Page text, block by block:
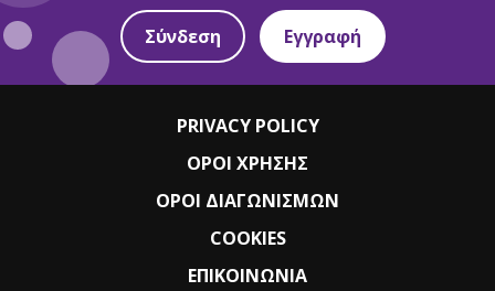
Σύνδεση Εγγραφή
PRIVACY POLICY
ΟΡΟΙ ΧΡΗΣΗΣ
ΟΡΟΙ ΔΙΑΓΩΝΙΣΜΩΝ
COOKIES
ΕΠΙΚΟΙΝΩΝΙΑ